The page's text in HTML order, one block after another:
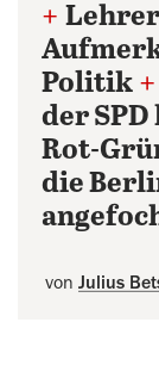
+
Politik +
der
Rot-
die
von Julius